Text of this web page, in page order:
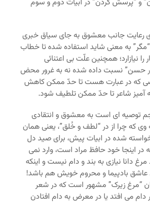
و “پرسش کردن” در ابیات دوم و سوم
رعایت جانب معشوق به جای سیاق خبری
“مگر” به معنی شاید استفاده شده تا خطاب
نیازارد؛ همچنین علّت بی اعتنائی
حسن” نسبت داده شده نه به غرور محض
که در عبارت هست تا حدّ ممکن کاهش
آمیز شاعر تا حدّ ممکن تلطیف شود.
توصیه ای است به معشوق و انتقادی
که چرا از در “لطف و خُلق”، یعنی همان
شده در ابیات پیش، برای صید دل
اینجا خود حافظ مراد است، وارد نمی
دانا نیازی به بند و دام نیست و اینکه
عاشق بادپیما و محروم خویش هم باشد!
“مرغ زیرک” مشهور است که در شعر
دام می افتد یا در معرض به دام افتادن